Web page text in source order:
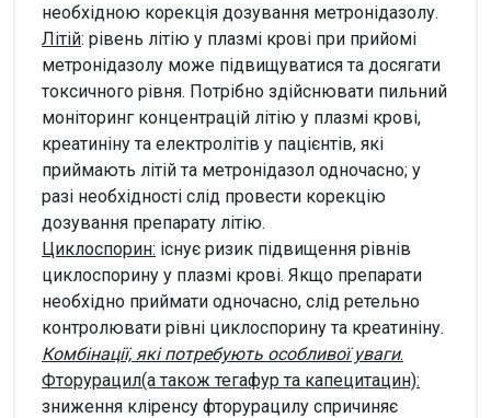
необхідною корекція дозування метронідазолу.
Літій: рівень літію у плазмі крові при прийомі
метронідазолу може підвищуватися та досягати
токсичного рівня. Потрібно здійснювати пильний
моніторинг концентрацій літію у плазмі крові,
креатиніну та електролітів у пацієнтів, які
приймають літій та метронідазол одночасно; у
разі необхідності слід провести корекцію
дозування препарату літію.
Циклоспорин: існує ризик підвищення рівнів
циклоспорину у плазмі крові. Якщо препарати
необхідно приймати одночасно, слід ретельно
контролювати рівні циклоспорину та креатиніну.
Комбінації, які потребують особливої уваги.
Фторурацил(а також тегафур та капецитацин):
зниження кліренсу фторурацилу спричиняє